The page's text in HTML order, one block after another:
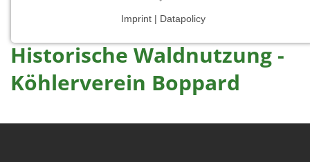
Historische Waldnutzung -
Köhlerverein Boppard
Imprint | Datapolicy